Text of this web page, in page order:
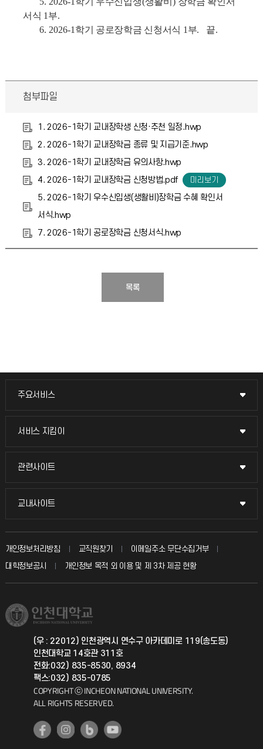
서식 1 부.
6. 2026-1 학기 공로장학금 신청서식 1 부. 끝.
첨부파일
1. 2026-1학기 교내장학생 신청·추천 일정.hwp
2. 2026-1학기 교내장학금 종류 및 지급기준.hwp
3. 2026-1학기 교내장학금 유의사항.hwp
4. 2026-1학기 교내장학금 신청방법.pdf
5. 2026-1학기 우수신입생(생활비)장학금 수혜 확인서
서식.hwp
7. 2026-1학기 공로장학금 신청서식.hwp
목록
주요서비스
주요서비스
교무회의방송
입학안내
취업정보(학생)
서비스 지킴이
서비스 지킴이
묻고 답하기
칭찬마당
학생서비스 지킴이
관련사이트
관련사이트
국방헬프콜
총동문회
교내사이트
교내사이트
교수회
교육혁신본부
국제지원과
공자아카데미
기초교육원
개인정보처리방침 교직원찾기
이메일주소 무단수집거부
대학정보공시
개인정보 목적 외 이용 및 제 3차 제공 현황
(우 : 22012) 인천광역시 연수구 아카데미로 119(송도동)
인천대학교 14호관 311호
전화:032) 835-8530, 8934
팩스:032) 835-0785
COPYRIGHT ⓒ INCHEON NATIONAL UNIVERSITY.
ALL RIGHTS RESERVED.